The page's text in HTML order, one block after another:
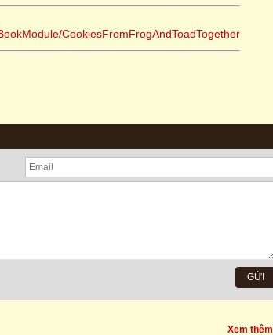
CookiesFromFrogAndToadTogether
Xem thêm